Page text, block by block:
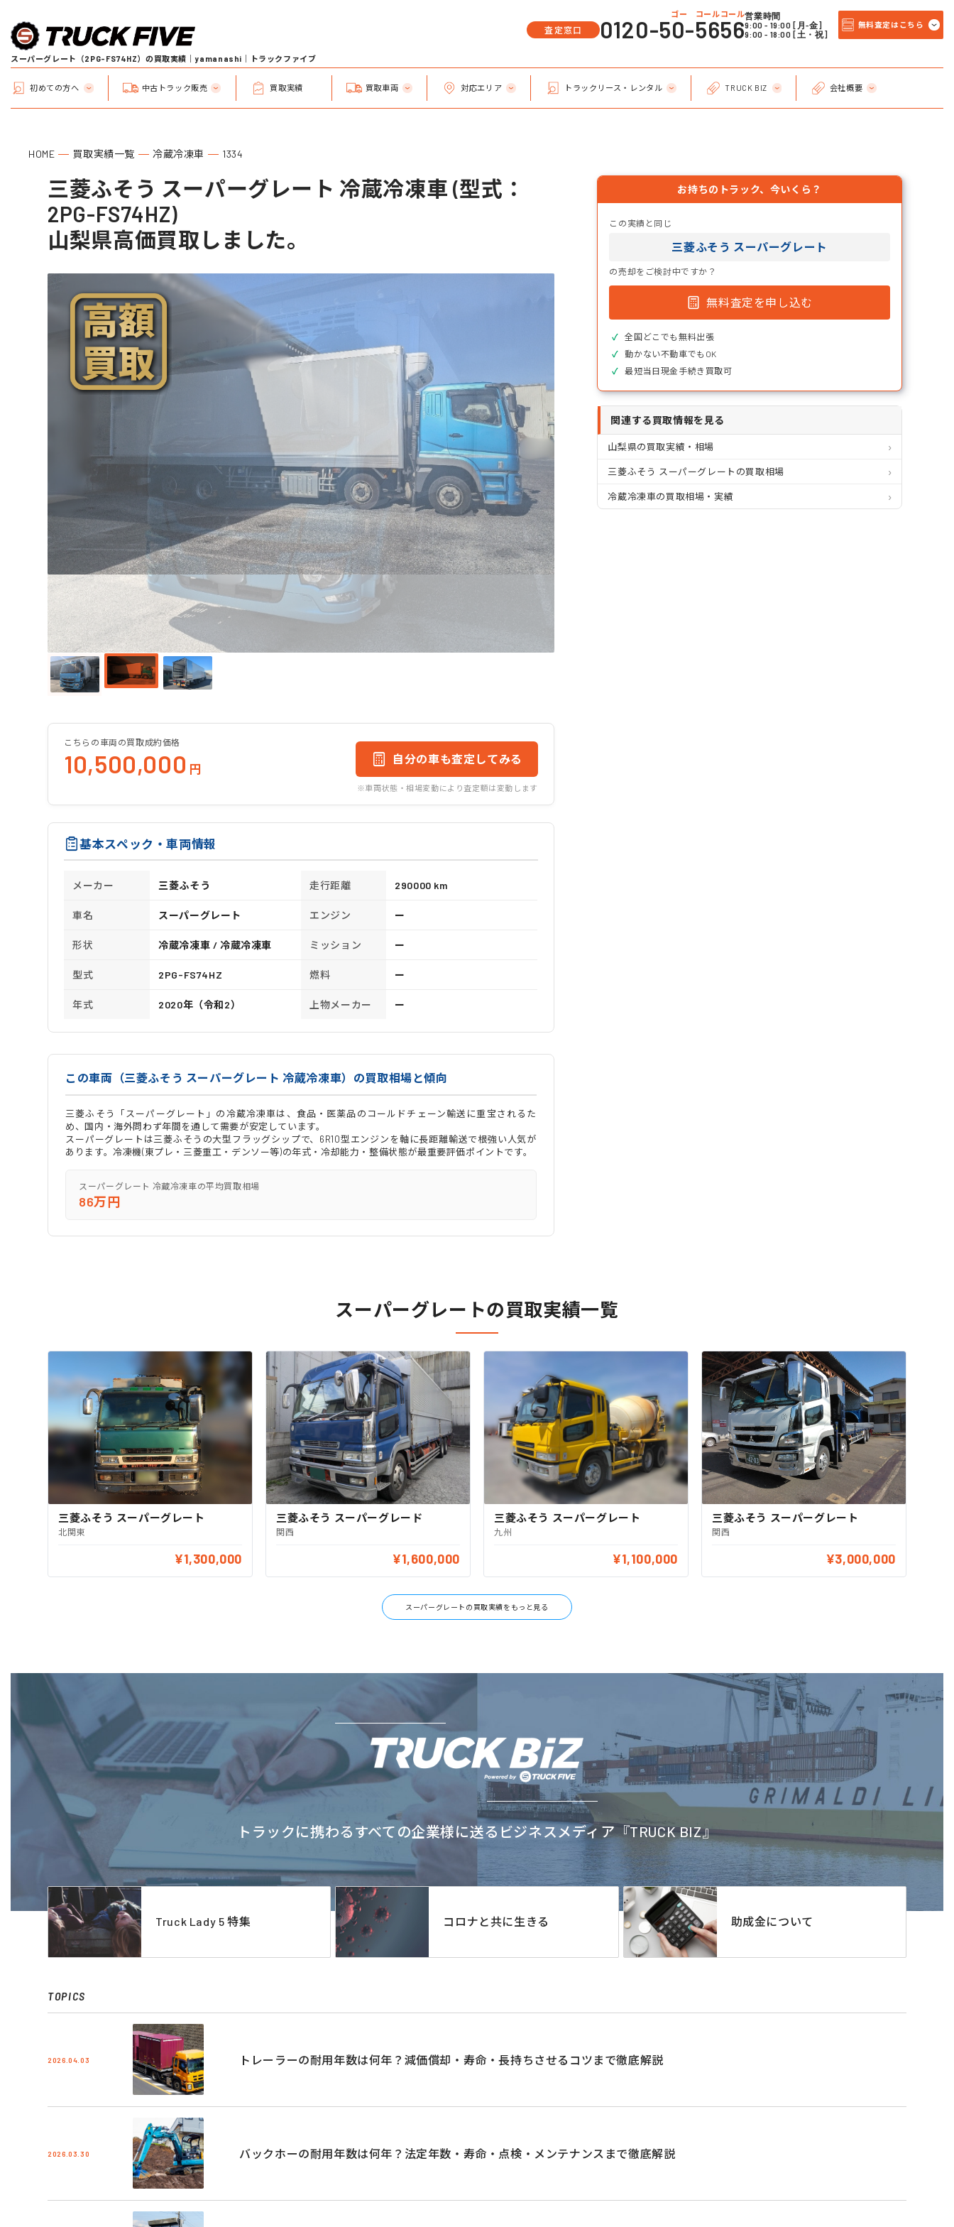
スーパーグレート（2PG-FS74HZ）の買取実績｜yamanashi｜トラックファイブ
査定窓口
ゴー コールコール
0120-50-5656営業時間
9:00 - 19:00 [月-金]
9:00 - 18:00 [土・祝]
無料査定はこちら
初めての方へ 中古トラック販売 買取実績 買取車両 対応エリア トラックリース・レンタル TRUCK BIZ 会社概要
HOME 買取実績一覧 冷蔵冷凍車 1334
三菱ふそう スーパーグレート 冷蔵冷凍車 (型式：
2PG-FS74HZ)
山梨県高価買取しました。
こちらの車両の買取成約価格
10,500,000 円
自分の車も査定してみる
※車両状態・相場変動により査定額は変動します
基本スペック・車両情報
メーカー 三菱ふそう 走行距離 290000 km
車名 スーパーグレート エンジン ー
形状 冷蔵冷凍車 / 冷蔵冷凍車 ミッション ー
型式 2PG-FS74HZ 燃料 ー
年式 2020年（令和2） 上物メーカー ー
この車両（三菱ふそう スーパーグレート 冷蔵冷凍車）の買取相場と傾向
三菱ふそう「スーパーグレート」の冷蔵冷凍車は、食品・医薬品のコールドチェーン輸送に重宝されるた
め、国内・海外問わず年間を通して需要が安定しています。
スーパーグレートは三菱ふそうの大型フラッグシップで、6R10型エンジンを軸に長距離輸送で根強い人気が
あります。冷凍機(東プレ・三菱重工・デンソー等)の年式・冷却能力・整備状態が最重要評価ポイントです。
スーパーグレート 冷蔵冷凍車の平均買取相場
86万円
お持ちのトラック、今いくら？
この実績と同じ
三菱ふそう スーパーグレート
の売却をご検討中ですか？
無料査定を申し込む
全国どこでも無料出張
動かない不動車でもOK
最短当日現金手続き買取可
関連する買取情報を見る
山梨県の買取実績・相場
三菱ふそう スーパーグレートの買取相場
冷蔵冷凍車の買取相場・実績
スーパーグレートの買取実績一覧
三菱ふそう スーパーグレート
北関東
¥1,300,000
三菱ふそう スーパーグレード
関西
¥1,600,000
三菱ふそう スーパーグレート
九州
¥1,100,000
三菱ふそう スーパーグレート
関西
¥3,000,000
スーパーグレートの買取実績をもっと見る
トラックに携わるすべての企業様に送るビジネスメディア『TRUCK BIZ』
Truck Lady 5 特集 コロナと共に生きる 助成金について
TOPICS
2026.04.03 トレーラーの耐用年数は何年？減価償却・寿命・長持ちさせるコツまで徹底解説
2026.03.30 バックホーの耐用年数は何年？法定年数・寿命・点検・メンテナンスまで徹底解説